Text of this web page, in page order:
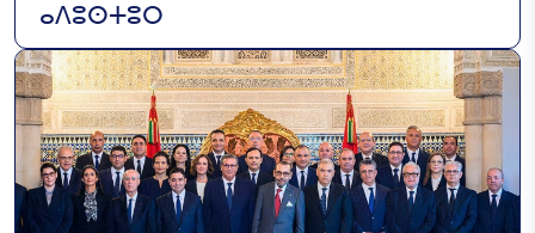
ⴰⴷⵓⵙⵜⵓⵔ